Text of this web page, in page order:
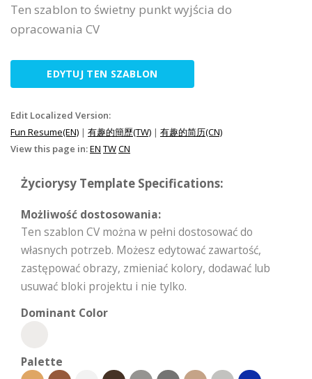
Ten szablon to świetny punkt wyjścia do
opracowania CV
EDYTUJ TEN SZABLON
Edit Localized Version:
Fun Resume(EN) | 有趣的簡歷(TW) | 有趣的简历(CN)
View this page in:EN TWCN
Życiorysy Template Specifications:
Możliwość dostosowania:
Ten szablon CV można w pełni dostosować do
własnych potrzeb. Możesz edytować zawartość,
zastępować obrazy, zmieniać kolory, dodawać lub
usuwać bloki projektu i nie tylko.
Dominant Color
Palette